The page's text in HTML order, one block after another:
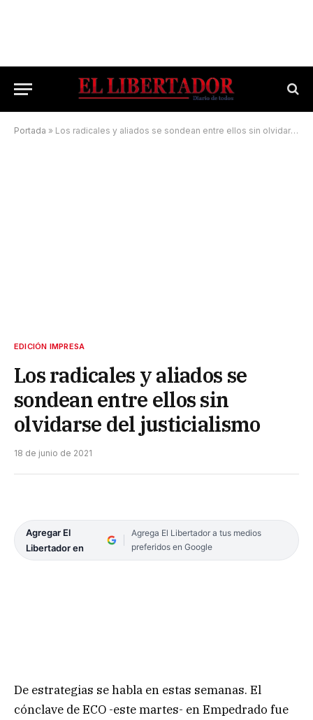
Portada » Los radicales y aliados se sondean entre ellos sin olvidarse del justicialismo
EDICIÓN IMPRESA
Los radicales y aliados se
sondean entre ellos sin
olvidarse del justicialismo
18 de junio de 2021
Agregar El
Libertador en
Agrega El Libertador a tus medios
preferidos en Google
De estrategias se habla en estas semanas. El
cónclave de ECO -este martes- en Empedrado fue